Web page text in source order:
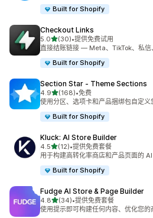
Built for Shopify
Checkout Links
5.0星（满分 5 星）
(30)
总共 30 条评论
•提供免费试用
直接结账链接 — Meta、TikTok、私信
Built for Shopify
Section Star ‑ Theme Sections
4.9星（满分 5 星）
(168)
总共 168 条评论
•免费
使用分区、选项卡和产品捆绑包自定义
Built for Shopify
Kluck: AI Store Builder
4.5星（满分 5 星）
(12)
总共 12 条评论
•提供免费套餐
用于构建高转化率商店和产品页面的
Built for Shopify
Fudge AI Store & Page Builder
4.8星（满分 5 星）
(34)
总共 34 条评论
•提供免费套餐
使用提示即可构建任何内容、优化您